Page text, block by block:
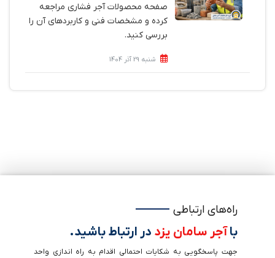
صفحه محصولات آجر فشاری مراجعه
کرده و مشخصات فنی و کاربردهای آن را
بررسی کنید.
شنبه 29 آذر 1404
راه‌های ارتباطی
باآجر سامان یزد در ارتباط باشید.
جهت پاسخگویی به شکایات احتمالی اقدام به راه اندازی واحد